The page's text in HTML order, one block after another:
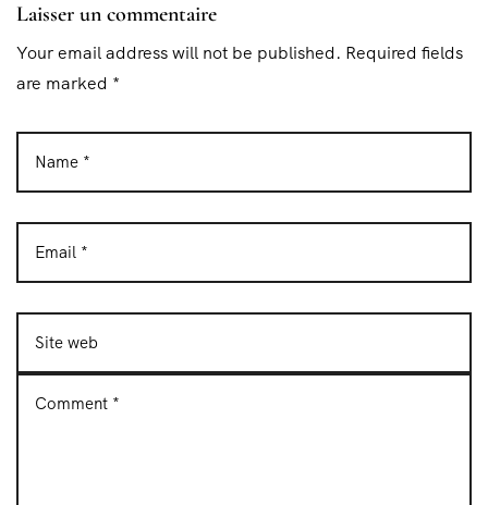
Laisser un commentaire
Your email address will not be published. Required fields
are marked *